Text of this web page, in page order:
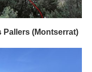
(Montserrat)